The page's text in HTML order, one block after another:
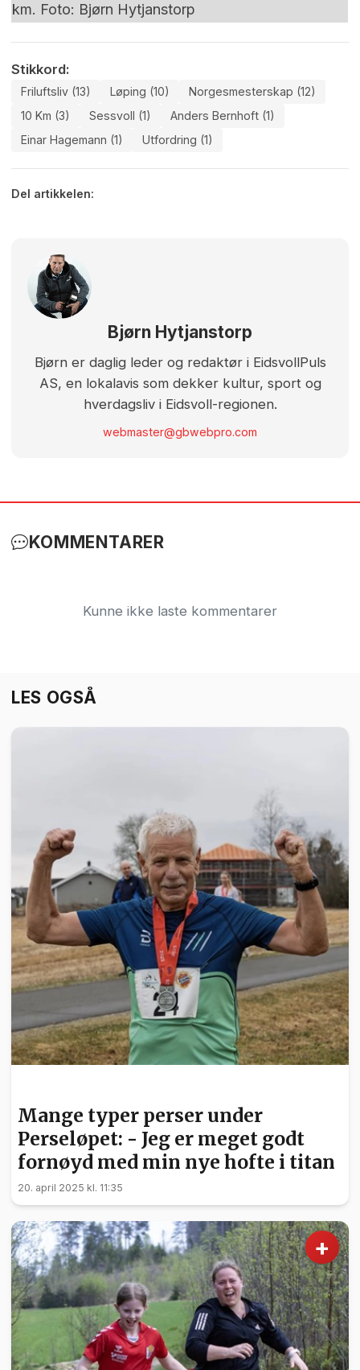
km. Foto: Bjørn Hytjanstorp
Stikkord:
Friluftsliv (13) Løping (10)
Norgesmesterskap (12)
10 Km (3)
Sessvoll (1)
Anders Bernhoft (1)
Einar Hagemann (1)
Utfordring (1)
Del artikkelen:
Bjørn Hytjanstorp
Bjørn er daglig leder og redaktør i EidsvollPuls
AS, en lokalavis som dekker kultur, sport og
hverdagsliv i Eidsvoll-regionen.
webmaster@gbwebpro.com
KOMMENTARER
Kunne ikke laste kommentarer
LES OGSÅ
Mange typer perser under
Perseløpet: - Jeg er meget godt
fornøyd med min nye hofte i titan
20. april 2025 kl. 11:35
+